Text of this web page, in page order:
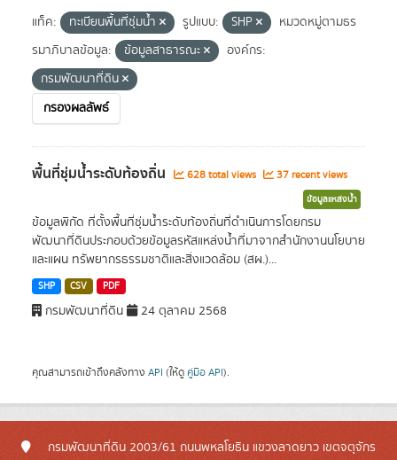
แท็ค: ทะเบียนพื้นที่ชุ่มน้ำ รูปแบบ: SHP
หมวดหมู่ตามธร
รมาภิบาลข้อมูล:
ข้อมูลสาธารณะ
องค์กร:
กรมพัฒนาที่ดิน
กรองผลลัพธ์
พื้นที่ชุ่มน้ำระดับท้องถิ่น 628 total views 37 recent views
ข้อมูลแหล่งน้ำ
ข้อมูลพิกัด ที่ตั้งพื้นที่ชุ่มน้ำระดับท้องถิ่นที่ดำเนินการโดยกรม
พัฒนาที่ดินประกอบด้วยข้อมูลรหัสแหล่งน้ำที่มาจากสำนักงานนโยบาย
และแผน ทรัพยากรธรรมชาติและสิ่งแวดล้อม (สผ.)...
SHP CSV PDF
กรมพัฒนาที่ดิน 24 ตุลาคม 2568
คุณสามารถเข้าถึงคลังทาง API (ให้ดู คู่มือ API).
กรมพัฒนาที่ดิน 2003/61 ถนนพหลโยธิน แขวงลาดยาว เขตจตุจักร